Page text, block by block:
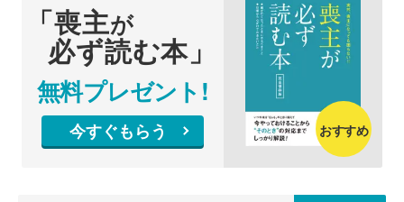
「喪主が
必ず読む本」
無料プレゼント!
今すぐもらう おすすめ